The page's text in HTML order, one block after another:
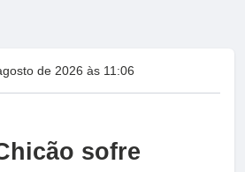
de 2026 às 11:06
sofre